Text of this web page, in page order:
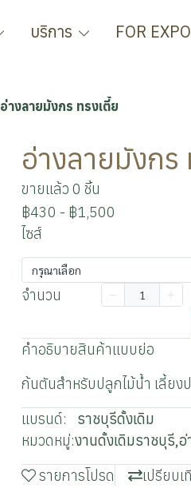
บริการ FOR
อ่างลายมังกร ทรงเตี้ย
อ่างลายมังกร
ขายแล้ว 0 ชิ้น
฿430 - ฿1,500
ไซส์
กรุณาเลือก
จำนวน
คำอธิบายสินค้าแบบย่อ
ก้นตันสำหรับปลูกไม้น้ำ เลี้ยงป
แบรนด์:
ราชบุรีดั้งเดิม
หมวดหมู่:งานดั้งเดิมราชบุรี,อ่
รายการโปรด
เปรียบเ